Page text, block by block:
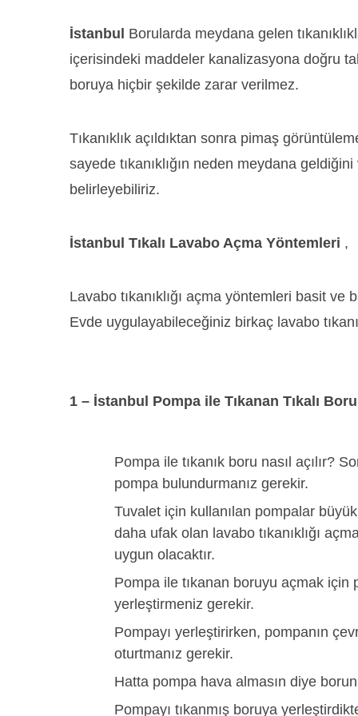
İstanbul Borularda meydana gelen
içerisindeki maddeler kanalizasyona doğru
boruya hiçbir şekilde zarar verilmez.
Tıkanıklık açıldıktan sonra pimaş
sayede tıkanıklığın neden meydana
belirleyebiliriz.
İstanbul Tıkalı Lavabo Açma Yöntemleri ,
Lavabo tıkanıklığı açma yöntemleri basit ve
Evde uygulayabileceğiniz birkaç lavabo
1 – İstanbul Pompa ile Tıkanan Tıkalı Boru
Pompa ile tıkanık boru nasıl açılır?
pompa bulundurmanız gerekir.
Tuvalet için kullanılan pompalar
daha ufak olan lavabo tıkanıklığı
uygun olacaktır.
Pompa ile tıkanan boruyu açmak için
yerleştirmeniz gerekir.
Pompayı yerleştirirken, pompanın
oturtmanız gerekir.
Hatta pompa hava almasın diye
Pompayı tıkanmış boruya